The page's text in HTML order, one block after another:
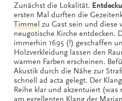
Zunächst die Lokalität.
ersten Mal durften die
Timmel zu Gast sein und diese
neugotische Kirche entdecken.
immerhin 1695 (!) geschaffen
Holzverkleidung lassen den
warmen Farben erscheinen.
Akustik durch die Nähe zur
schnell ad acta gelegt. Der
Reihe klar und akzentuiert
am exzellenten Klang der